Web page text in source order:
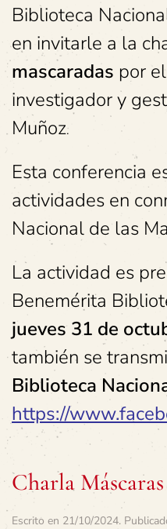
Biblioteca
en invitarle a la
mascaradas por
investigador y
Muñoz.
Esta conferencia
actividades en
Nacional de las
La actividad es
Benemérita
jueves 31 de
también se
Biblioteca
https://
Charla
Escrito en 21/10/2024.